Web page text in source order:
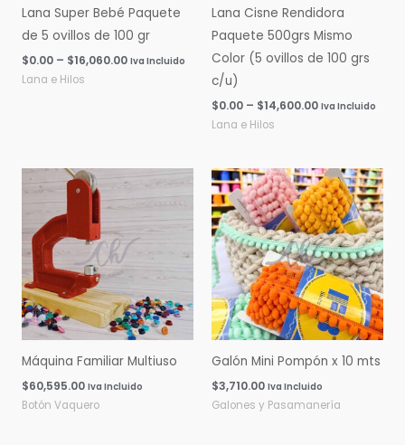
Lana Super Bebé Paquete
de 5 ovillos de 100 gr
$0.00 – $16,060.00 Iva Incluido
Lana e Hilos
Lana Cisne Rendidora
Paquete 500grs Mismo
Color (5 ovillos de 100 grs
c/u)
$0.00 – $14,600.00 Iva Incluido
Lana e Hilos
Máquina Familiar Multiuso
$60,595.00 Iva Incluido
Botón Vaquero
Galón Mini Pompón x 10 mts
$3,710.00 Iva Incluido
Galones y Pasamanería